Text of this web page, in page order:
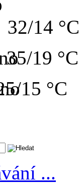
32/14 °C
35/19 °C
15 °C
...